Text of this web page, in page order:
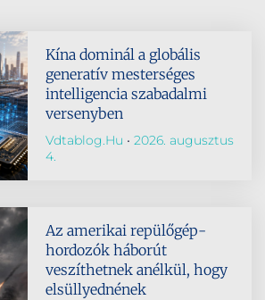
Kína dominál a globális
generatív mesterséges
intelligencia szabadalmi
versenyben
Vdtablog.hu
2026. augusztus
4.
Az amerikai repülőgép-
hordozók háborút
veszíthetnek anélkül, hogy
elsüllyednének